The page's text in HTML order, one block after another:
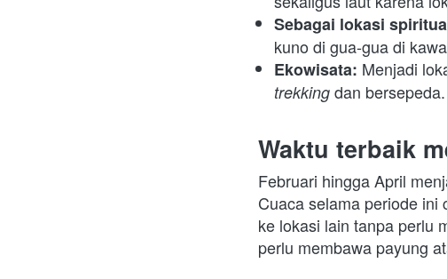
Sebagai lokasi
kuno di gua-gua di
Ekowisata:
trekking dan bersepeda.
Waktu terbaik
Februari hingga April
Cuaca selama periode ini
ke lokasi lain tanpa perlu
perlu membawa payung